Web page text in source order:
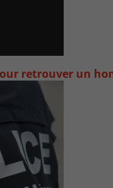
retrouver un